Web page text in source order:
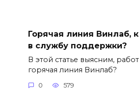
Горячая линия Винлаб,
в службу поддержки?
В этой статье выясним,
горячая линия Винлаб?
0 579